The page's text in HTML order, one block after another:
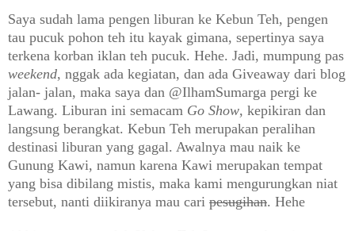
Saya sudah lama pengen liburan ke Kebun Teh, pengen
tau pucuk pohon teh itu kayak gimana, sepertinya saya
terkena korban iklan teh pucuk. Hehe. Jadi, mumpung pas
weekend, nggak ada kegiatan, dan ada Giveaway dari blog
jalan- jalan, maka saya dan @IlhamSumarga pergi ke
Lawang. Liburan ini semacam Go Show, kepikiran dan
langsung berangkat. Kebun Teh merupakan peralihan
destinasi liburan yang gagal. Awalnya mau naik ke
Gunung Kawi, namun karena Kawi merupakan tempat
yang bisa dibilang mistis, maka kami mengurungkan niat
tersebut, nanti diikiranya mau cari pesugihan. Hehe